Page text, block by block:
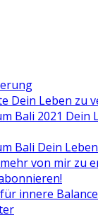
Dein Leben zu
Bali 2021 Dein
Bali Dein
von mir zu
innere